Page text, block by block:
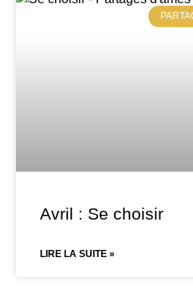
Avril : Se choisir
LIRE LA SUITE »